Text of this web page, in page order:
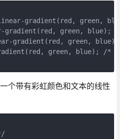
gradient ( red , green,
gradient ( red , green, blue);
gradient ( red , green, blue);
( red , green, blue);
/*
个带有彩虹颜色和文本的线性